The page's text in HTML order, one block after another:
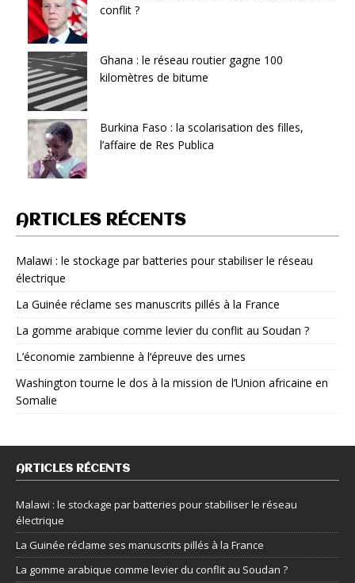
conflit ?
Ghana : le réseau routier gagne 100
kilomètres de bitume
Burkina Faso : la scolarisation des filles,
l’affaire de Res Publica
ARTICLES RÉCENTS
Malawi : le stockage par batteries pour stabiliser le réseau
électrique
La Guinée réclame ses manuscrits pillés à la France
La gomme arabique comme levier du conflit au Soudan ?
L’économie zambienne à l’épreuve des urnes
Washington tourne le dos à la mission de l’Union africaine en
Somalie
ARTICLES RÉCENTS
Malawi : le stockage par batteries pour stabiliser le réseau
électrique
La Guinée réclame ses manuscrits pillés à la France
La gomme arabique comme levier du conflit au Soudan ?